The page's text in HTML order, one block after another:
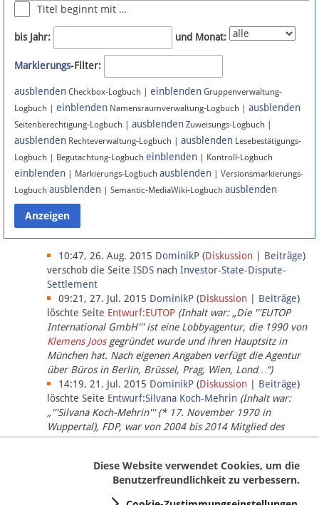
Newsletter
Bluesky
Facebook
Instagram
Anmelden
Datenschutz
Über Lobbypedia
Impressum
Titel beginnt mit …
bis Jahr: und Monat:
Markierungs-Filter:
ausblenden Checkbox-Logbuch | einblenden Gruppenverwaltung-
Logbuch | einblenden Namensraumverwaltung-Logbuch | ausblenden
Seitenberechtigung-Logbuch | ausblenden Zuweisungs-Logbuch |
ausblenden Rechteverwaltung-Logbuch | ausblenden Lesebestätigungs-
Logbuch | Begutachtung-Logbuch einblenden | Kontroll-Logbuch
einblenden | Markierungs-Logbuch ausblenden | Versionsmarkierungs-
Logbuch ausblenden | Semantic-MediaWiki-Logbuch ausblenden
10:47, 26. Aug. 2015 DominikP (Diskussion Beiträge)
verschob die Seite ISDS nach Investor-State-Dispute-
Settlement
09:21, 27. Jul. 2015 DominikP (Diskussion Beiträge)
löschte Seite Entwurf:EUTOP (Inhalt war: „Die '''EUTOP
International GmbH''' ist eine Lobbyagentur, die 1990 von
Klemens Joosgegründet wurde und ihren Hauptsitz in
München hat. Nach eigenen Angaben verfügt die Agentur
über Büros in Berlin, Brüssel, Prag, Wien, Lond…“)
14:19, 21. Jul. 2015 DominikP (Diskussion Beiträge)
löschte Seite Entwurf:Silvana Koch-Mehrin (Inhalt war:
„'''Silvana Koch-Mehrin''' (* 17. November 1970 in
Wuppertal), FDP, war von 2004 bis 2014 Mitglied des
Europäischen Parlaments, seit November 2014 ist sie für
Diese Website verwendet Cookies, um die
Benutzerfreundlichkeit zu verbessern.